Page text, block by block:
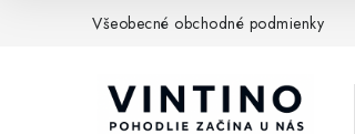
Všeobecné obchodné podmienky